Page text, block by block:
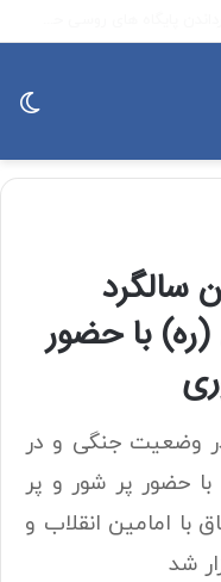
سالگرد
با حضور
وضعیت جنگی و در
حضور پر شور و پر
با امامین انقلاب و
شد